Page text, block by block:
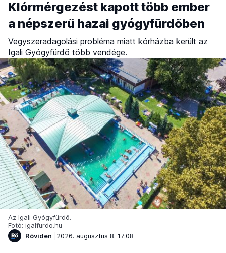
Klórmérgezést kapott több ember
a népszerű hazai gyógyfürdőben
Vegyszeradagolási probléma miatt kórházba került az
Igali Gyógyfürdő több vendége.
Az Igali Gyógyfürdő.
Fotó: igalfurdo.hu
Röviden
2026. augusztus 8. 17:08